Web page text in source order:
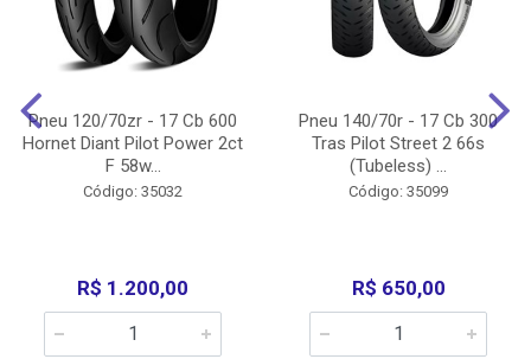
Pneu 120/70zr - 17 Cb 600
Hornet Diant Pilot Power 2ct
F 58w...
Código: 35032
R$ 1.200,00
Pneu 140/70r - 17 Cb 300
Tras Pilot Street 2 66s
(Tubeless) ...
Código: 35099
R$ 650,00